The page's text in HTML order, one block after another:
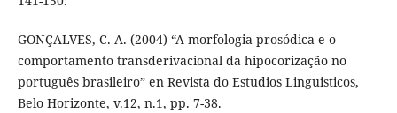
GONÇALVES, C. A. (2004) “A morfologia prosódica e o
comportamento transderivacional da hipocorização no
português brasileiro” en Revista do Estudios Linguisticos,
Belo Horizonte, v.12, n.1, pp. 7-38.